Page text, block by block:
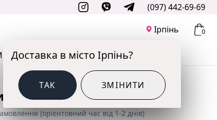
(097) 442-69-69
Ірпінь
Доставка в місто Ірпінь?
ТАК ЗМІНИТИ
0
ІГРАШКИ ДО СВЯТА
мікс
(орієнтовний час від 1-2 днів)